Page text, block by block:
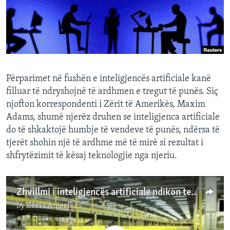
INTERVISTA
DITARI
Përparimet në fushën e inteligjencës artificiale kanë
filluar të ndryshojnë të ardhmen e tregut të punës. Siç
njofton korrespondenti i Zërit të Amerikës, Maxim
Adams, shumë njerëz druhen se inteligjenca artificiale
do të shkaktojë humbje të vendeve të punës, ndërsa të
tjerët shohin një të ardhme më të mirë si rezultat i
shfrytëzimit të kësaj teknologjie nga njeriu.
Zhvillmi i inteligjencës artificiale ndikon tek tregu i punës
byZëri i Amerikës